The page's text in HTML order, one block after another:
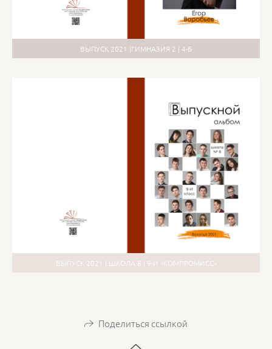
ВЫПУСК 2021 |ГИМНАЗИЯ 2 | 4-Б
ВЫПУСК 2021 | ШКОЛА 8 | 9-И «КОМПРОМИСС»
Поделиться ссылкой